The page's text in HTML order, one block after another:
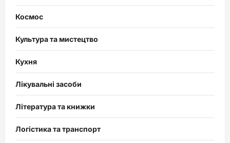
Космос
Культура та мистецтво
Кухня
Лікувальні засоби
Література та книжки
Логістика та транспорт